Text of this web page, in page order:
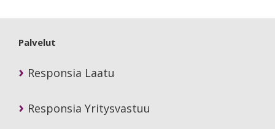
Palvelut
Responsia Laatu
Responsia Yritysvastuu